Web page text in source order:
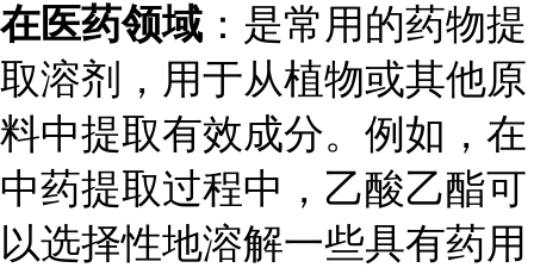
在医药领域 ：是常用的药物提
取溶剂，用于从植物或其他原
料中提取有效成分。例如，在
中药提取过程中，乙酸乙酯可
以选择性地溶解一些具有药用